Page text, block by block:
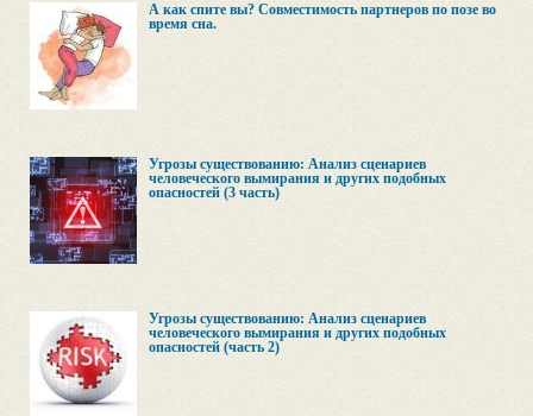
А как спите вы? Совместимость партнеров по позе во
время сна.
Угрозы существованию: Анализ сценариев
человеческого вымирания и других подобных
опасностей (3 часть)
Угрозы существованию: Анализ сценариев
человеческого вымирания и других подобных
опасностей (часть 2)